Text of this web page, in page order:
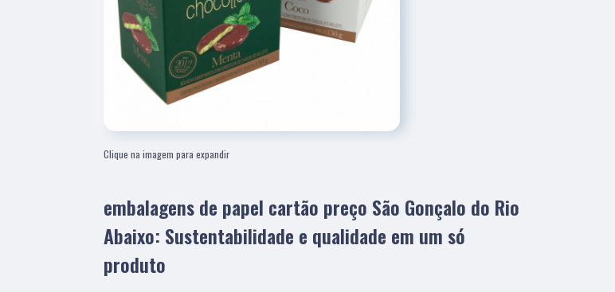
Clique na imagem para expandir
embalagens de papel cartão preço São Gonçalo do Rio
Abaixo: Sustentabilidade e qualidade em um só
produto